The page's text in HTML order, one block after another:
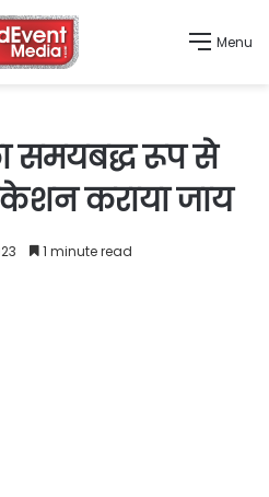
Menu
समयबद्ध रूप से
कराया जाय
1 minute read